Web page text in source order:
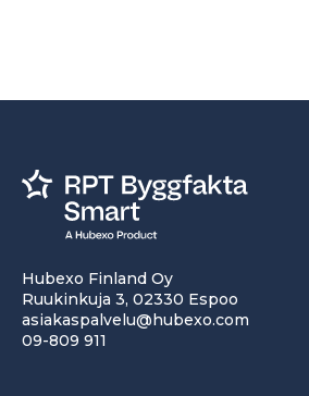
Hubexo Finland Oy
Ruukinkuja 3, 02330 Espoo
asiakaspalvelu@hubexo.com
09-809 911